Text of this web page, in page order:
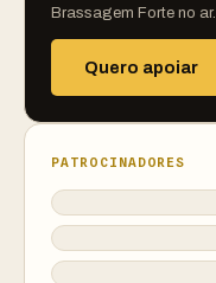
Brassagem Forte no ar.
Quero apoiar
PATROCINADORES